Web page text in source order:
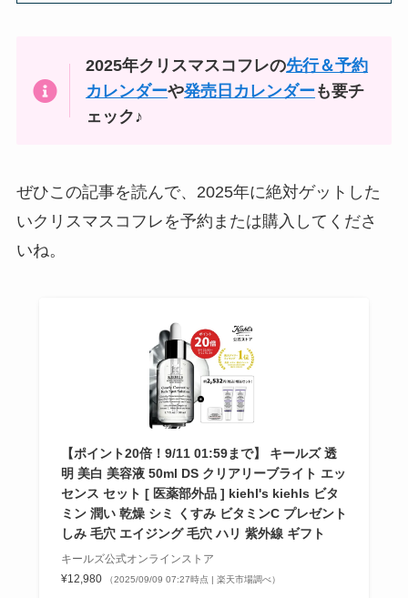
2025年クリスマスコフレの先行＆予約
カレンダーや発売日カレンダーも要チ
ェック♪
ぜひこの記事を読んで、2025年に絶対ゲットした
いクリスマスコフレを予約または購入してくださ
いね。
【ポイント20倍！9/11 01:59まで】 キールズ 透
明 美白 美容液 50ml DS クリアリーブライト エッ
センス セット [ 医薬部外品 ] kiehl's kiehls ビタ
ミン 潤い 乾燥 シミ くすみ ビタミンC プレゼント
しみ 毛穴 エイジング 毛穴 ハリ 紫外線 ギフト
キールズ公式オンラインストア
¥12,980
（2025/09/09 07:27時点 | 楽天市場調べ）